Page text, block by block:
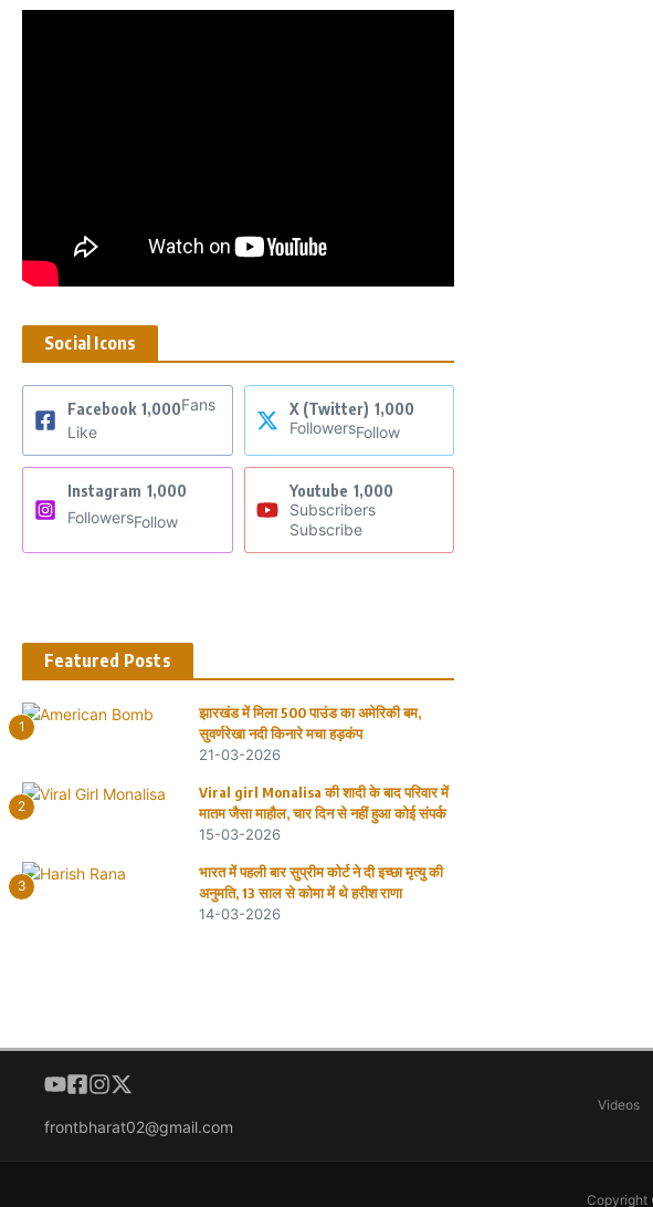
Social Icons
Facebook 1,000Fans
Like
X (Twitter) 1,000
FollowersFollow
Instagram 1,000
FollowersFollow
Youtube 1,000
Subscribers
Subscribe
Featured Posts
1
झारखंड में मिला 500 पाउंड का अमेरिकी बम,
सुवर्णरेखा नदी किनारे मचा हड़कंप
21-03-2026
2
Viral girl Monalisa की शादी के बाद परिवार में
मातम जैसा माहौल, चार दिन से नहीं हुआ कोई संपर्क
15-03-2026
3
भारत में पहली बार सुप्रीम कोर्ट ने दी इच्छा मृत्यु की
अनुमति, 13 साल से कोमा में थे हरीश राणा
14-03-2026
Videos
frontbharat02@gmail.com
Copyright